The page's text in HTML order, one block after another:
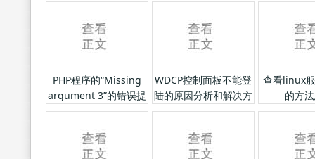
PHP程序的“Missing
argument 3”的错误提
示解决方法
WDCP控制面板不能登
陆的原因分析和解决方
法
查看linux
的方